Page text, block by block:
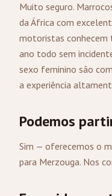
Muito seguro.
da África com
motoristas conhecem
ano todo sem
sexo feminino são
a experiência
Podemos
Sim — oferecemos o
para Merzouga. Nos